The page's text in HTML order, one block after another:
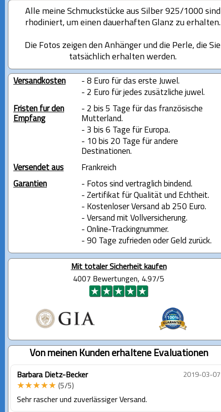
Alle meine Schmuckstücke aus Silber 925/1000 sind
rhodiniert, um einen dauerhaften Glanz zu erhalten.
Die Fotos zeigen den Anhänger und die Perle, die Sie
tatsächlich erhalten werden.
Versandkosten
- 8 Euro für das erste Juwel.
- 2 Euro für jedes zusätzliche juwel.
Fristen für den
Empfang
- 2 bis 5 Tage für das französische
Mutterland.
- 3 bis 6 Tage für Europa.
- 10 bis 20 Tage für andere
Destinationen.
Versendet aus
Frankreich
Garantien
- Fotos sind vertraglich bindend.
- Zertifikat für Qualität und Echtheit.
- Kostenloser Versand ab 250 Euro.
- Versand mit Vollversicherung.
- Online-Trackingnummer.
- 90 Tage zufrieden oder Geld zurück.
Mit totaler Sicherheit kaufen
4007 Bewertungen, 4.97/5
Von meinen Kunden erhaltene Evaluationen
Barbara Dietz-Becker 2019-03-07
★★★★★ (5/5)
Sehr rascher und zuverlässiger Versand.